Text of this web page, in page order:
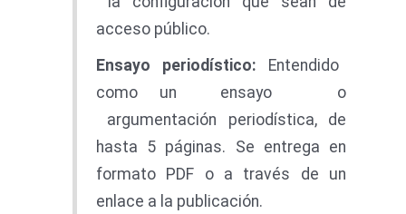
acceso público.
Ensayo periodístico:
Entendido
como un ensayo o
argumentación periodística, de
hasta 5 páginas. Se entrega en
formato PDF o a través de un
enlace a la publicación.